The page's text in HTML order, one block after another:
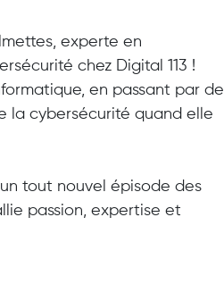
experte en
chez Digital 113 !
en passant par de
la cybersécurité quand elle
tout nouvel épisode des
passion, expertise et